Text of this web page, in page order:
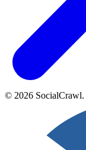
© 2026 SocialCrawl.